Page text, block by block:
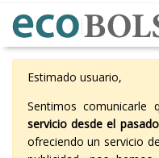
Estimado usuario,
Sentimos comunicarle
servicio desde el
ofreciendo un servicio